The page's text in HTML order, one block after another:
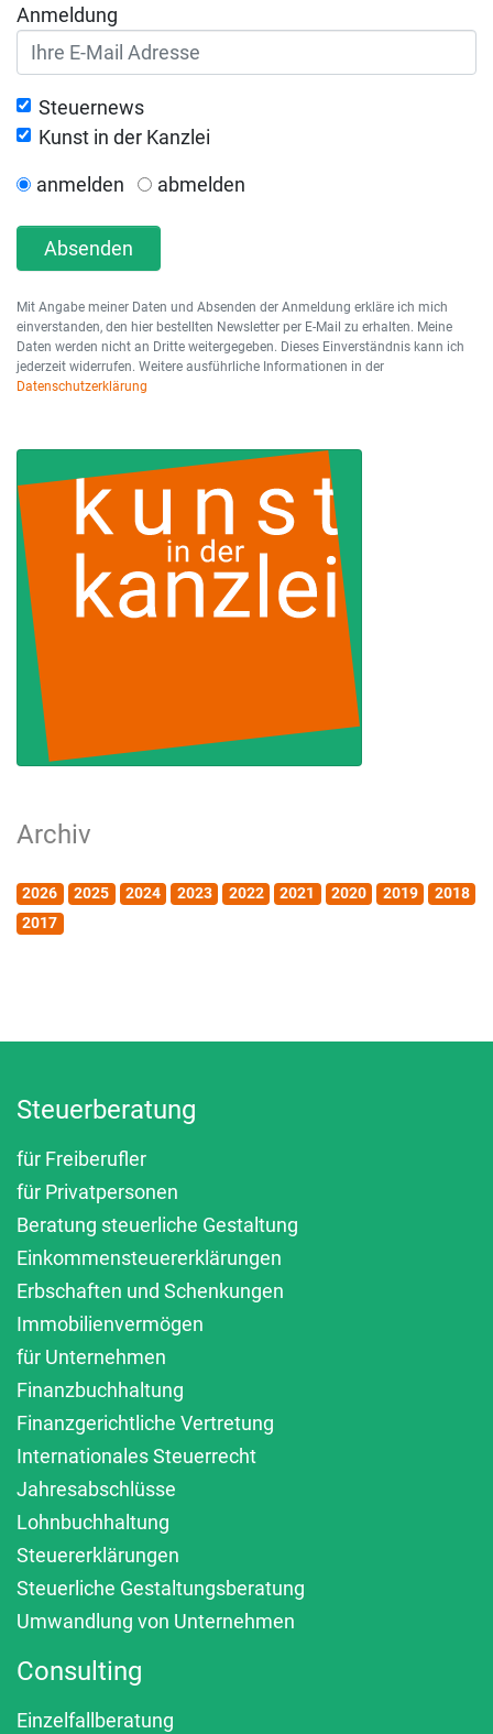
Anmeldung
Steuernews
Kunst in der Kanzlei
anmelden abmelden
Absenden
Mit Angabe meiner Daten und Absenden der Anmeldung erkläre ich mich
einverstanden, den hier bestellten Newsletter per E-Mail zu erhalten. Meine
Daten werden nicht an Dritte weitergegeben. Dieses Einverständnis kann ich
jederzeit widerrufen. Weitere ausführliche Informationen in der
Datenschutzerklärung
Archiv
2026 2025 2024 2023 2022 2021 2020 2019
2018
2017
Steuerberatung
für Freiberufler
für Privatpersonen
Beratung steuerliche Gestaltung
Einkommensteuererklärungen
Erbschaften und Schenkungen
Immobilienvermögen
für Unternehmen
Finanzbuchhaltung
Finanzgerichtliche Vertretung
Internationales Steuerrecht
Jahresabschlüsse
Lohnbuchhaltung
Steuererklärungen
Steuerliche Gestaltungsberatung
Umwandlung von Unternehmen
Consulting
Einzelfallberatung